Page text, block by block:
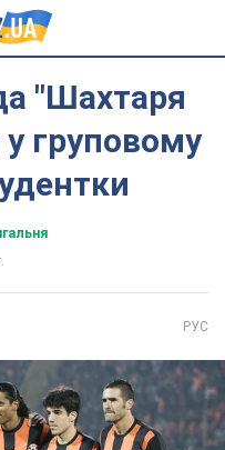
"Шахтаря
груповому
РУС